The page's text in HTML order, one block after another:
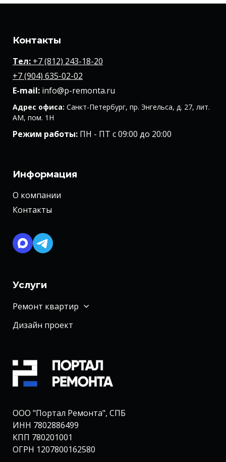
Контакты
Тел: +7 (812) 243-18-20
+7 (904) 635-02-02
E-mail: info@p-remonta.ru
Адрес офиса: Санкт-Петербург, пр. Энгельса, д. 27, лит.
АМ, пом. 1Н
Режим работы: ПН - ПТ с 09:00 до 20:00
Информация
О компании
Контакты
Услуги
Ремонт квартир
Дизайн проект
ООО "Портал Ремонта", СПБ
ИНН 7802886499
КПП 780201001
ОГРН 1207800162580